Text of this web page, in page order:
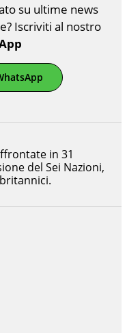
in 31
del Sei Nazioni,
su ultime news
Iscriviti al nostro